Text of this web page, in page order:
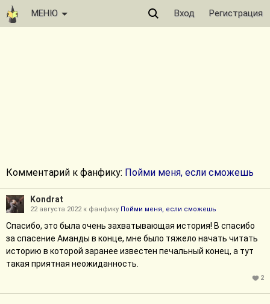
МЕНЮ Вход Регистрация
Комментарий к фанфику: Пойми меня, если сможешь
Kondrat
22 августа 2022 к фанфику Пойми меня, если сможешь
Спасибо, это была очень захватывающая история! B спасибо
за спасение Аманды в конце, мне было тяжело начать читать
историю в которой заранее известен печальный конец, а тут
такая приятная неожиданность.
2